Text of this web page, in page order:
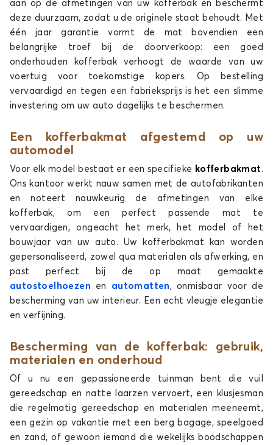
Kofferbakmatten voor MAZDA CX-3
CX-30
CX-80
aan op de afmetingen van uw kofferbak en beschermt
deze duurzaam, zodat u de originele staat behoudt. Met
één jaar garantie vormt de mat bovendien een
belangrijke troef bij de doorverkoop: een goed
onderhouden kofferbak verhoogt de waarde van uw
voertuig voor toekomstige kopers. Op bestelling
vervaardigd en tegen een fabrieksprijs is het een slimme
investering om uw auto dagelijks te beschermen.
Een kofferbakmat afgestemd op uw
automodel
Voor elk model bestaat er een specifieke kofferbakmat .
Ons kantoor werkt nauw samen met de autofabrikanten
en noteert nauwkeurig de afmetingen van elke
kofferbak, om een perfect passende mat te
vervaardigen, ongeacht het merk, het model of het
bouwjaar van uw auto. Uw kofferbakmat kan worden
gepersonaliseerd, zowel qua materialen als afwerking, en
past perfect bij de op maat gemaakte
autostoelhoezen en automatten, onmisbaar voor de
bescherming van uw interieur. Een echt vleugje elegantie
en verfijning.
Bescherming van de kofferbak: gebruik,
materialen en onderhoud
Of u nu een gepassioneerde tuinman bent die vuil
gereedschap en natte laarzen vervoert, een klusjesman
die regelmatig gereedschap en materialen meeneemt,
een gezin op vakantie met een berg bagage, speelgoed
en zand, of gewoon iemand die wekelijks boodschappen